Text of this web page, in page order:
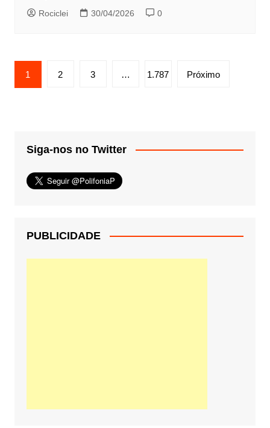
Rociclei 30/04/2026 0
Paginação
de
1 2 3 … 1.787 Próximo
Siga-nos no Twitter
PUBLICIDADE